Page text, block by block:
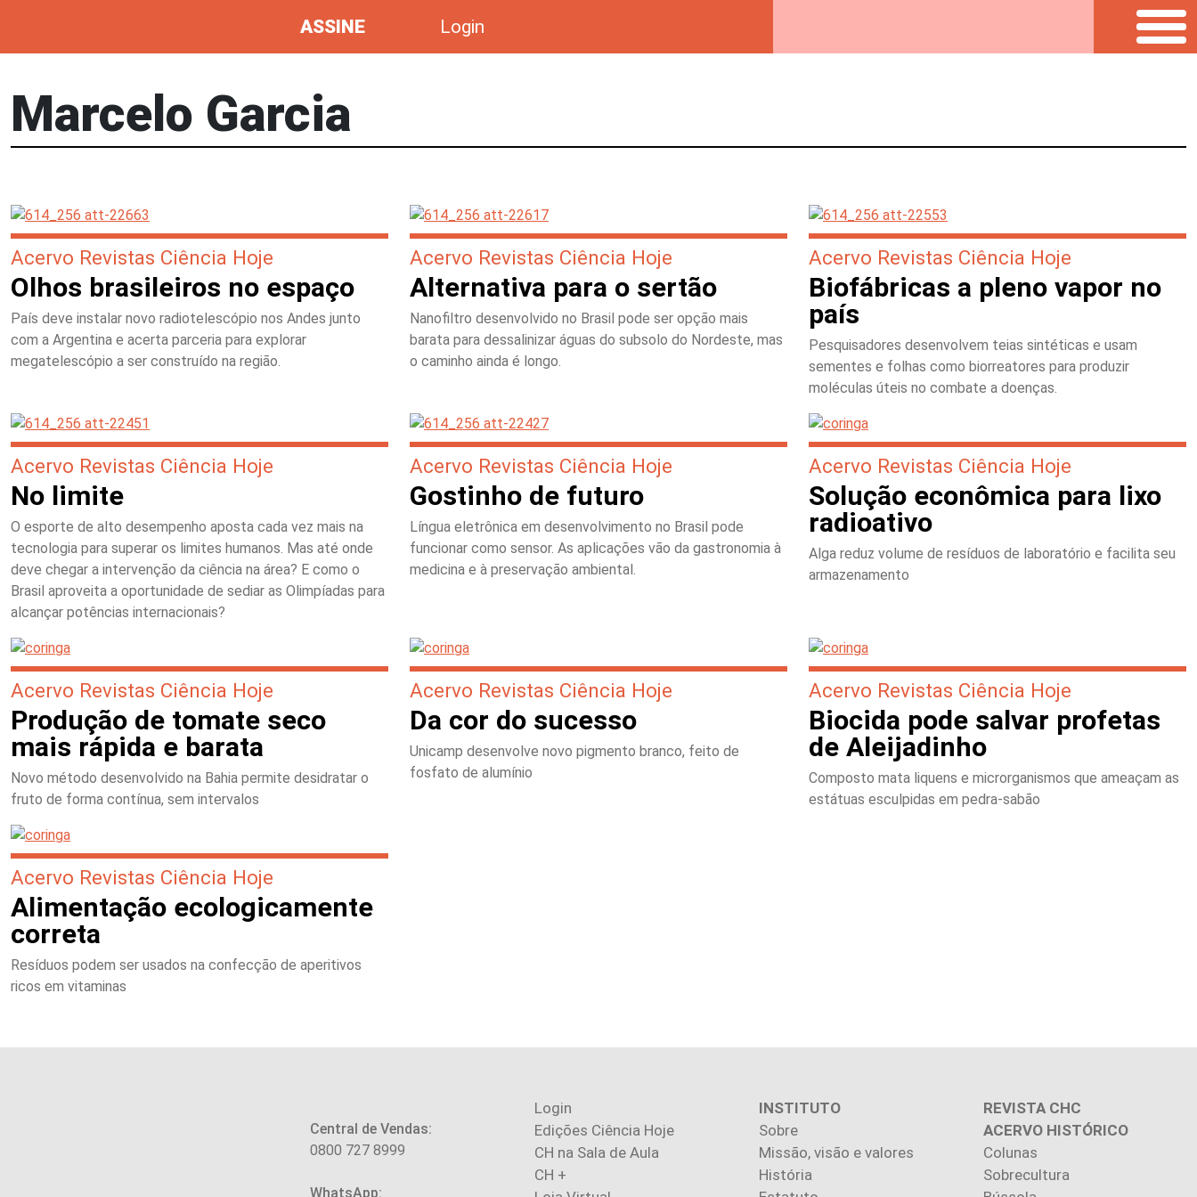
ASSINE Login
Marcelo Garcia
Acervo Revistas Ciência Hoje
Olhos brasileiros no espaço
País deve instalar novo radiotelescópio nos Andes junto
com a Argentina e acerta parceria para explorar
megatelescópio a ser construído na região.
Acervo Revistas Ciência Hoje
Alternativa para o sertão
Nanofiltro desenvolvido no Brasil pode ser opção mais
barata para dessalinizar águas do subsolo do Nordeste, mas
o caminho ainda é longo.
Acervo Revistas Ciência Hoje
Biofábricas a pleno vapor no
país
Pesquisadores desenvolvem teias sintéticas e usam
sementes e folhas como biorreatores para produzir
moléculas úteis no combate a doenças.
Acervo Revistas Ciência Hoje
No limite
O esporte de alto desempenho aposta cada vez mais na
tecnologia para superar os limites humanos. Mas até onde
deve chegar a intervenção da ciência na área? E como o
Brasil aproveita a oportunidade de sediar as Olimpíadas para
alcançar potências internacionais?
Acervo Revistas Ciência Hoje
Gostinho de futuro
Língua eletrônica em desenvolvimento no Brasil pode
funcionar como sensor. As aplicações vão da gastronomia à
medicina e à preservação ambiental.
Acervo Revistas Ciência Hoje
Solução econômica para lixo
radioativo
Alga reduz volume de resíduos de laboratório e facilita seu
armazenamento
Acervo Revistas Ciência Hoje
Produção de tomate seco
mais rápida e barata
Novo método desenvolvido na Bahia permite desidratar o
fruto de forma contínua, sem intervalos
Acervo Revistas Ciência Hoje
Da cor do sucesso
Unicamp desenvolve novo pigmento branco, feito de
fosfato de alumínio
Acervo Revistas Ciência Hoje
Biocida pode salvar profetas
de Aleijadinho
Composto mata liquens e microrganismos que ameaçam as
estátuas esculpidas em pedra-sabão
Acervo Revistas Ciência Hoje
Alimentação ecologicamente
correta
Resíduos podem ser usados na confecção de aperitivos
ricos em vitaminas
Central de Vendas:
0800 727 8999
WhatsApp:
Login
Edições Ciência Hoje
CH na Sala de Aula
CH +
INSTITUTO
Sobre
Missão, visão e valores
História
REVISTA CHC
ACERVO HISTÓRICO
Colunas
Sobrecultura